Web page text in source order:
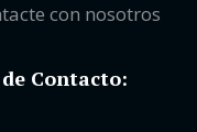
con nosotros
Contacto: